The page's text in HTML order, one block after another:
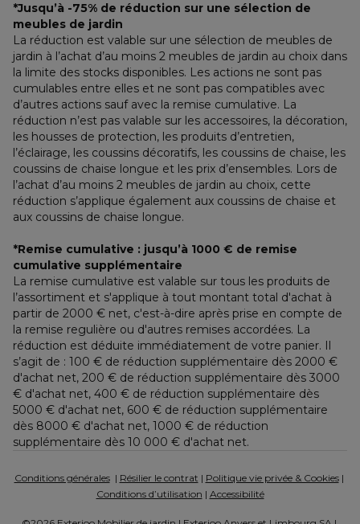
*Jusqu’à -75% de réduction sur une sélection de
meubles de jardin
La réduction est valable sur une sélection de meubles de
jardin à l’achat d’au moins 2 meubles de jardin au choix dans
la limite des stocks disponibles. Les actions ne sont pas
cumulables entre elles et ne sont pas compatibles avec
d’autres actions sauf avec la remise cumulative. La
réduction n’est pas valable sur les accessoires, la décoration,
les housses de protection, les produits d’entretien,
l’éclairage, les coussins décoratifs, les coussins de chaise, les
coussins de chaise longue et les prix d’ensembles. Lors de
l’achat d’au moins 2 meubles de jardin au choix, cette
réduction s’applique également aux coussins de chaise et
aux coussins de chaise longue.
*Remise cumulative : jusqu’à 1000 € de remise
cumulative supplémentaire
La remise cumulative est valable sur tous les produits de
l’assortiment et s'applique à tout montant total d'achat à
partir de 2000 € net, c'est-à-dire après prise en compte de
la remise regulière ou d'autres remises accordées. La
réduction est déduite immédiatement de votre panier. Il
s’agit de : 100 € de réduction supplémentaire dès 2000 €
d'achat net, 200 € de réduction supplémentaire dès 3000
€ d'achat net, 400 € de réduction supplémentaire dès
5000 € d'achat net, 600 € de réduction supplémentaire
dès 8000 € d'achat net, 1000 € de réduction
supplémentaire dès 10 000 € d'achat net.
Conditions générales
  |
Résilier le contrat | Politique vie privée & Cookies
Conditions d’utilisation | Accessibilité